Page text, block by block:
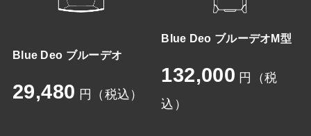
Blue Deo ブルーデオ
29,480 円（税込）
Blue Deo ブルーデオM型
132,000 円（税
込）